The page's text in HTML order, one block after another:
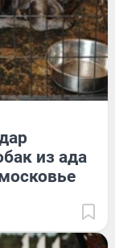
из ада